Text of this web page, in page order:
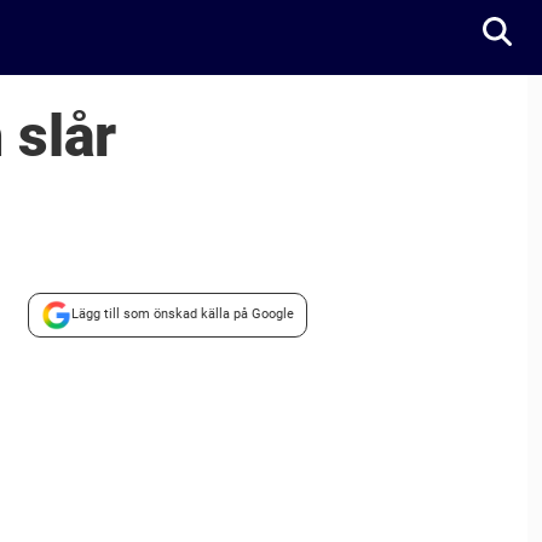
slår
Lägg till som önskad källa på Google